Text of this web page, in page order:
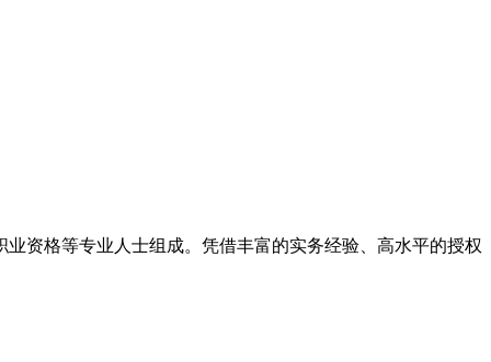
资格等专业人士组成。凭借丰富的实务经验、高水平的授权